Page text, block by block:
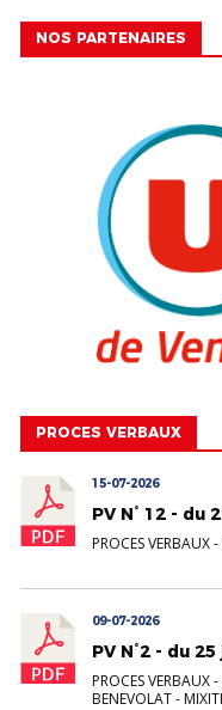
NOS PARTENAIRES
PROCES VERBAUX
15-07-2026
PV N° 12 - du
PROCES VERBAUX-
09-07-2026
PV N°2 - du
PROCES VERBAUX-
BENEVOLAT -